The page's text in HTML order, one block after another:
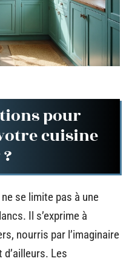
pour
cuisine
ne se limite pas à une
Il s’exprime à
nourris par l’imaginaire
d’ailleurs. Les